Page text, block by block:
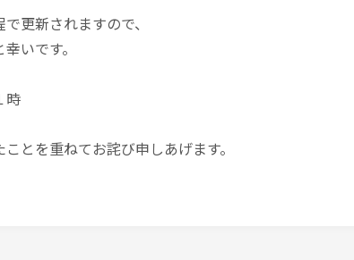
更新されますので、
いです。
時
とを重ねてお詫び申しあげます。